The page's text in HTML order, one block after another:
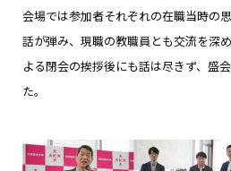
会場では参加者それぞれの在職当時の
話が弾み、現職の教職員とも交流を深
よる閉会の挨拶後にも話は尽きず、盛
た。